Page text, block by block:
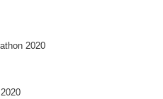
2020